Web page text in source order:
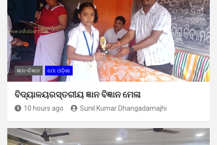
ଜ୍ଞାନ-ବିଜ୍ଞାନ ମୋ ଓଡ଼ିଶା
ବିଦ୍ୟାଳୟରସ୍ତରୀୟ ଜ୍ଞାନ ବିଜ୍ଞାନ ମେଳା
10 hours ago Sunil Kumar Dhangadamajhi